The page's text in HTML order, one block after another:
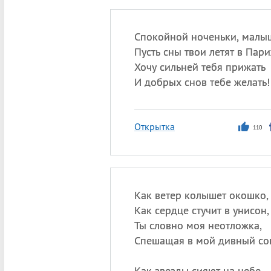
Спокойной ноченьки,
Пусть сны твои летят в
Хочу сильней тебя прижать
И добрых снов тебе желать!
Открытка 110
Как ветер колышет окошко,
Как сердце стучит в унисон,
Ты словно моя неотложка,
Спешащая в мой дивный